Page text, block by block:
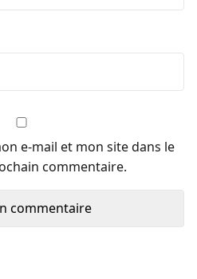
e-mail et mon site dans le
commentaire.